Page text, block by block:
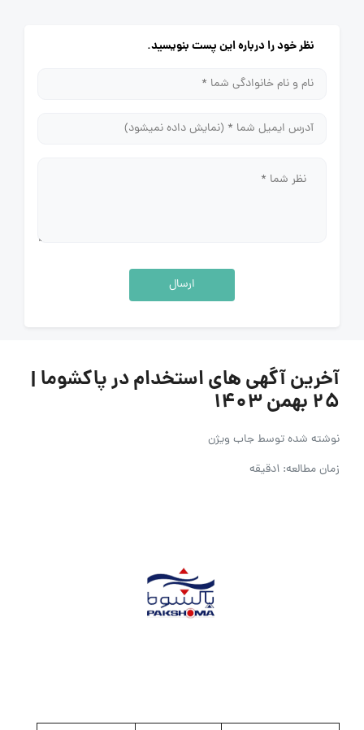
نظر خود را درباره این پست بنویسید.
ارسال
آخرین آگهی های استخدام در پاکشوما |
۲۵ بهمن ۱۴۰۳
نوشته شده توسطجاب ویژن
زمان مطالعه: 1دقیقه